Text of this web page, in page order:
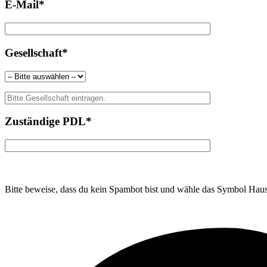
E-Mail*
Gesellschaft*
Zuständige PDL*
Bitte beweise, dass du kein Spambot bist und wähle das Symbol